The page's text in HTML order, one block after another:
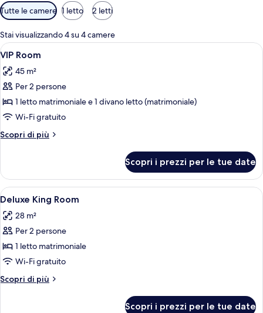
Filtri
disponibili
per
le
camere
Tutte le camere 1 letto 2 letti
Stai visualizzando 4 su 4 camere
Apri
tutte
le
foto
per
VIP
Room
VIP Room | Una scrivania, Wi-Fi
8
VIP Room
45 m²
Per 2 persone
1 letto matrimoniale e 1 divano letto (matrimoniale)
Wi-Fi gratuito
Scopri di più
Altri
Room
Scopri i prezzi per le tue date
Apri
tutte
le
foto
per
Deluxe
King
Room
Una camera d'albergo con un letto,
7
Deluxe King Room
28 m²
Per 2 persone
1 letto matrimoniale
Wi-Fi gratuito
Scopri di più
Altri
Scopri i prezzi per le tue date